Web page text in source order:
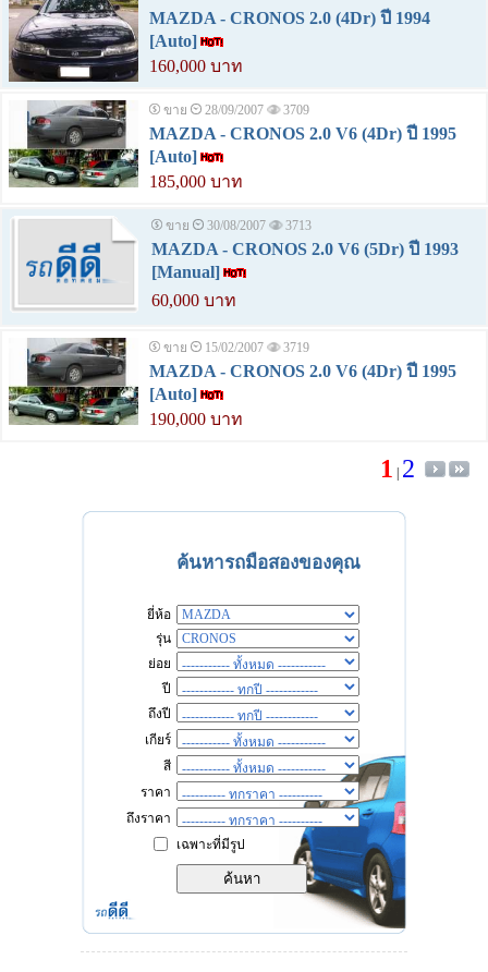
MAZDA - CRONOS 2.0 (4Dr) ปี 1994
[Auto]
160,000 บาท
ขาย 28/09/2007 3709
MAZDA - CRONOS 2.0 V6 (4Dr) ปี 1995
[Auto]
185,000 บาท
ขาย 30/08/2007 3713
MAZDA - CRONOS 2.0 V6 (5Dr) ปี 1993
[Manual]
60,000 บาท
ขาย 15/02/2007 3719
MAZDA - CRONOS 2.0 V6 (4Dr) ปี 1995
[Auto]
190,000 บาท
1 2
ค้นหารถมือสองของคุณ
ยี่ห้อ
รุ่น
ย่อย
ปี
ถึงปี
เกียร์
สี
ราคา
ถึงราคา
เฉพาะที่มีรูป